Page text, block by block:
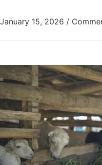
January 15, 2026 /